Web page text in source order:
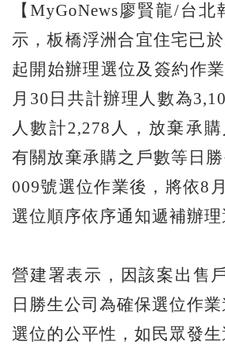
【MyGoNews廖賢龍/台
示，板橋浮洲合宜住宅已
起開始辦理選位及簽約作
月30日共計辦理人數為
人數計2,278人，放棄承購
有關放棄承購之戶數等日
009號選位作業後，將依8
選位順序依序通知遞補辦理
營建署表示，因該案出售
日勝生公司為確保選位作
選位的公平性，如民眾發